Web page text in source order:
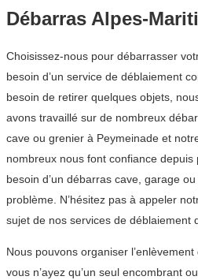
Débarras Alpes-
Choisissez-nous pour débarrasser
besoin d’un service de déblaiement
besoin de retirer quelques objets,
avons travaillé sur de nombreux
cave ou grenier à Peymeinade et
nombreux nous font confiance
besoin d’un débarras cave, garage
problème. N’hésitez pas à appeler
sujet de nos services de déblaiement
Nous pouvons organiser
vous n’ayez qu’un seul encombrant